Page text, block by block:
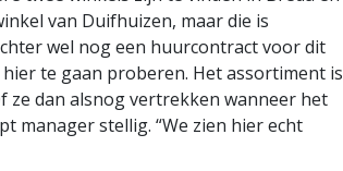
van Duifhuizen, maar die is
wel nog een huurcontract voor dit
te gaan proberen. Het assortiment is
ze dan alsnog vertrekken wanneer het
manager stellig. “We zien hier echt